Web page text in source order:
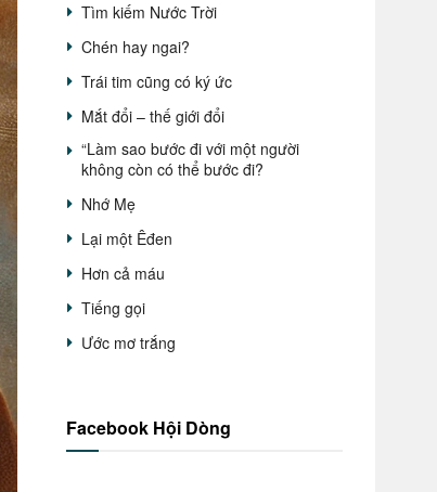
Tìm kiếm Nước Trời
Chén hay ngai?
Trái tim cũng có ký ức
Mắt đổi – thế giới đổi
“Làm sao bước đi với một người
không còn có thể bước đi?
Nhớ Mẹ
Lại một Êđen
Hơn cả máu
Tiếng gọi
Ước mơ trắng
Facebook Hội Dòng